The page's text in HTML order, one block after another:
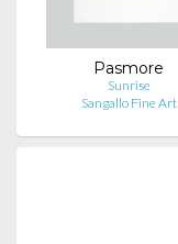
Pasmore
Sunrise
Sangallo Fine Art